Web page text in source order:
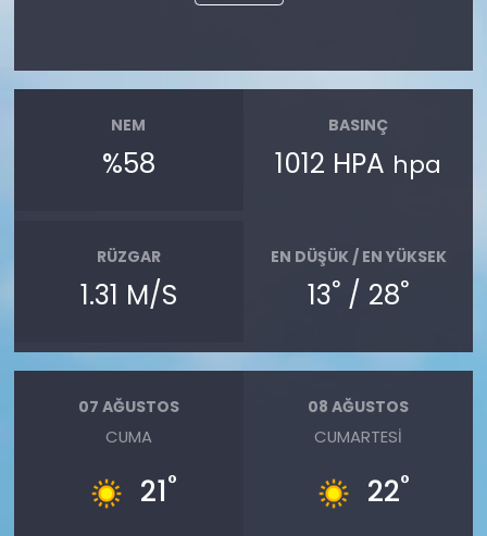
NEM
%58
BASINÇ
1012 HPA hpa
RÜZGAR
1.31 M/S
EN DÜŞÜK / EN YÜKSEK
13° / 28°
07 AĞUSTOS
CUMA
21°
08 AĞUSTOS
CUMARTESI
22°